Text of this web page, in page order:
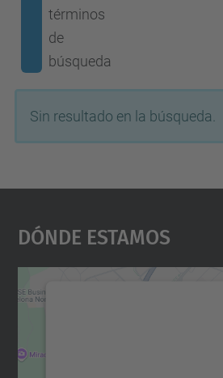
términos
de
búsqueda
Sin resultado en la búsqueda.
Dónde Estamos